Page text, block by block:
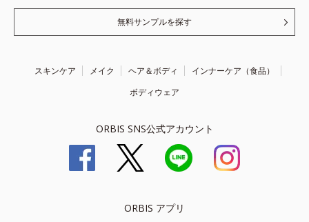
無料サンプルを探す
スキンケア メイク ヘア＆ボディ
インナーケア（食品）
ボディウェア
ORBIS SNS公式アカウント
ORBIS アプリ